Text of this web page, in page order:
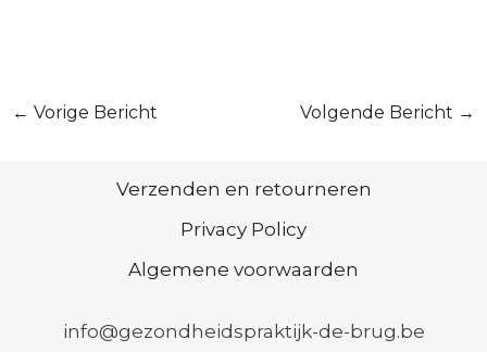
Bericht
← Vorige Bericht Volgende Bericht →
Verzenden en retourneren
Privacy Policy
Algemene voorwaarden
info@gezondheidspraktijk-de-brug.be